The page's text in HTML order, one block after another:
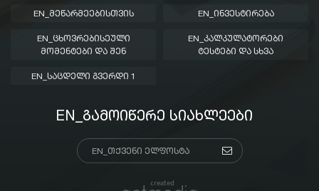
EN_ᲛᲔᲬᲐᲠᲛᲔᲔᲑᲘᲡᲗᲕᲘᲡ EN_ᲘᲜᲕᲔᲡᲢᲘᲠᲔᲑᲐ
EN_ᲪᲮᲝᲕᲠᲔᲑᲘᲡᲔᲣᲚᲘ
ᲛᲝᲛᲔᲜᲢᲔᲑᲘ ᲓᲐ ᲨᲔᲜ
EN_ᲙᲐᲚᲙᲣᲚᲐᲢᲝᲠᲔᲑᲘ
ᲢᲔᲡᲢᲔᲑᲘ ᲓᲐ ᲡᲮᲕᲐ
EN_ᲡᲐᲪᲓᲔᲚᲘ ᲒᲕᲔᲠᲓᲘ 1
EN_ᲒᲐᲛᲝᲘᲬᲔᲠᲔ ᲡᲘᲐᲮᲚᲔᲔᲑᲘ
created